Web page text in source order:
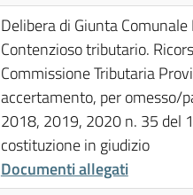
Delibera di Giunta
Contenzioso tributario.
Commissione Tributaria
accertamento, per omesso/
2018, 2019, 2020 n. 35 del
costituzione in giudizio
Documenti allegati